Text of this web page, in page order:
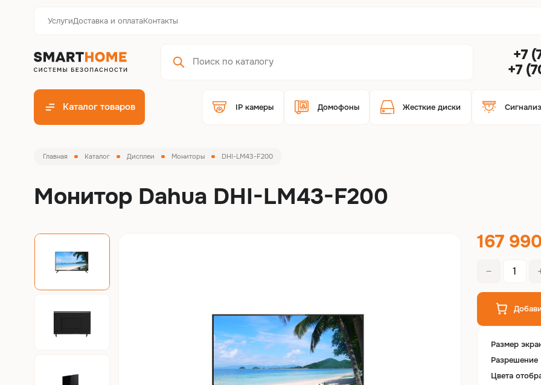
УслугиДоставка и оплатаКонтакты
+7
+7
Каталог товаров IP камеры Домофоны Жесткие диски
Главная Каталог Дисплеи Мониторы DHI-LM43-F200
Монитор Dahua DHI-LM43-F200
167 990
Размер
Разрешение
Цвета